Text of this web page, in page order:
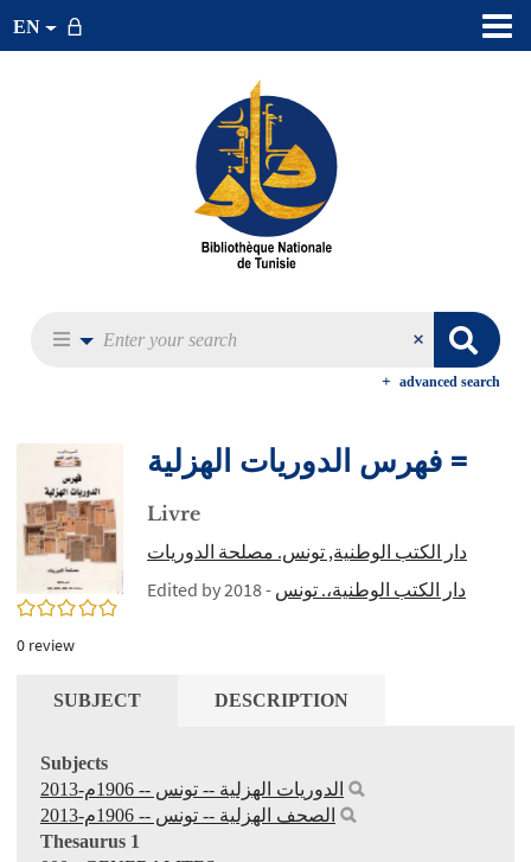
EN
advanced search
0/5
0 review
فهرس الدوريات الهزلية =
Livre
دار الكتب الوطنية, ‏تونس. مصلحة الدوريات‏
Edited by
‏دار الكتب الوطنية‏،. تونس‏ - 2018
SUBJECT DESCRIPTION
Subjects
الدوريات الهزلية‏ -- ‏تونس‏‏ -- ‏1906م-2013
الصحف الهزلية‏ -- ‏تونس‏‏ -- ‏1906م-2013
Thesaurus 1